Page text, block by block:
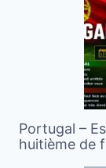
Portugal –
huitième de